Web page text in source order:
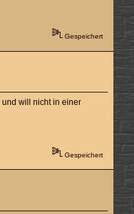
Gespeichert
und will nicht in einer
Gespeichert